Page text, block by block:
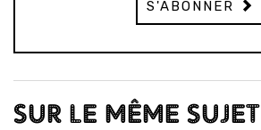
S'ABONNER
SUR LE MÊME SUJET